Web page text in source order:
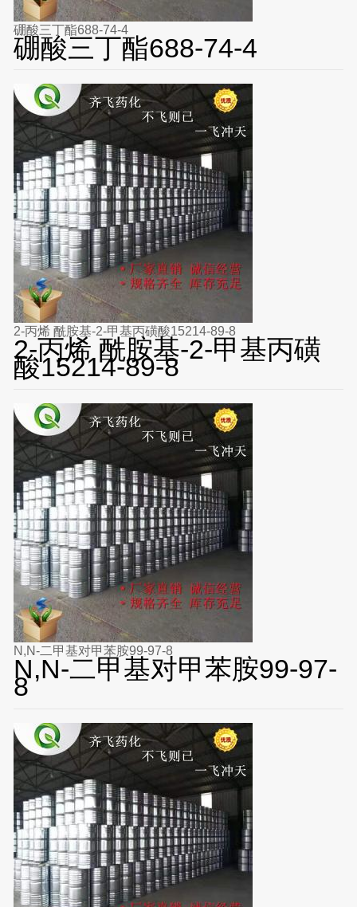
硼酸三丁酯688-74-4
硼酸三丁酯688-74-4
2-丙烯 酰胺基-2-甲基丙磺酸15214-89-8
2-丙烯 酰胺基-2-甲基丙磺
酸15214-89-8
N,N-二甲基对甲苯胺99-97-8
N,N-二甲基对甲苯胺99-97-
8